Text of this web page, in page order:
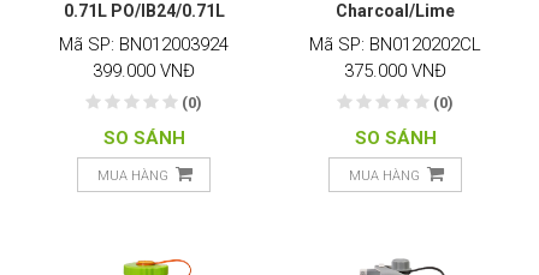
0.71L PO/IB24/0.71L
Mã SP: BN012003924
399.000 VNĐ
(0)
SO SÁNH
MUA HÀNG
Charcoal/Lime
Mã SP: BN0120202CL
375.000 VNĐ
(0)
SO SÁNH
MUA HÀNG